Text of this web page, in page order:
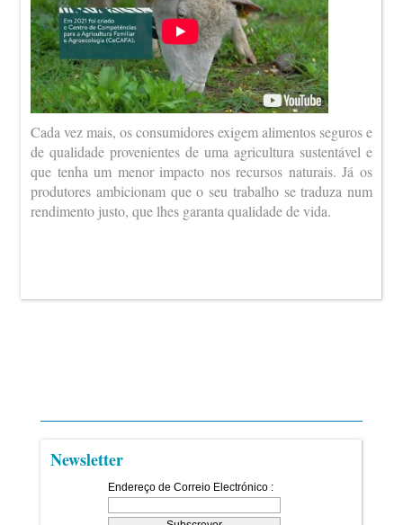
Cada vez mais, os consumidores exigem alimentos seguros e
de qualidade provenientes de uma agricultura sustentável e
que tenha um menor impacto nos recursos naturais. Já os
produtores ambicionam que o seu trabalho se traduza num
rendimento justo, que lhes garanta qualidade de vida.
Newsletter